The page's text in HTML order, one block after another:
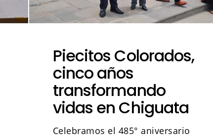
Piecitos Colorados,
cinco años
transformando
vidas en Chiguata
Celebramos el 485° aniversario